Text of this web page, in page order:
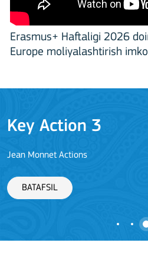
Erasmus+ Haftaligi 2026
Europe moliyalashtirish
Key Action 3
Jean Monnet Actions
BATAFSIL